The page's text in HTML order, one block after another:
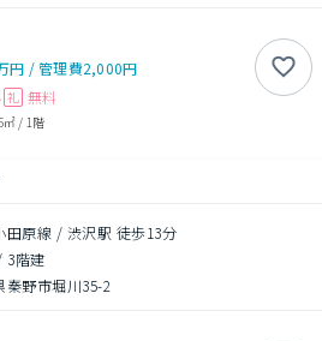
円 /管理費2,000円
礼 無料
㎡ / 1階
田原線 / 渋沢駅 徒歩13分
3階建
秦野市堀川35-2